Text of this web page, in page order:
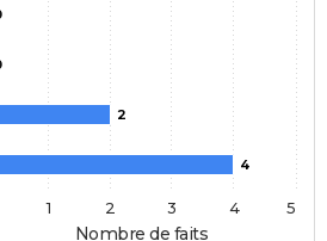
Nombre de faits
2
4
1 2 3 4 5